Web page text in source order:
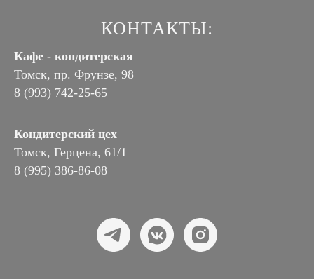
КОНТАКТЫ:
Кафе - кондитерская
Томск, пр. Фрунзе, 98
8 (993) 742-25-65
Кондитерский цех
Томск, Герцена, 61/1
8 (995) 386-86-08